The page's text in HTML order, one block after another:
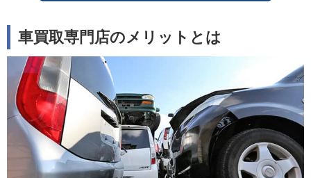
車買取専門店のメリットとは